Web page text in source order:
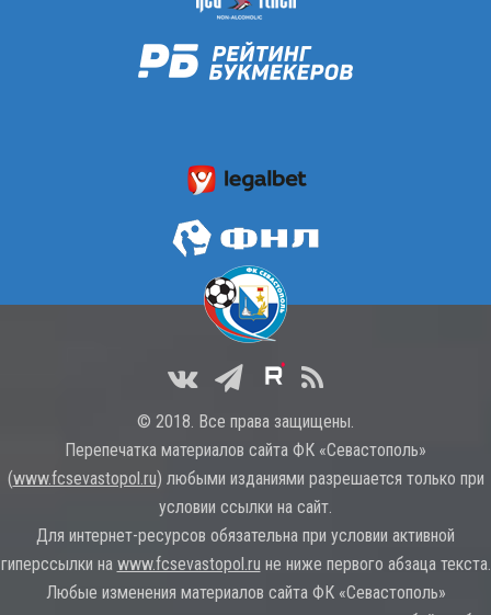
© 2018. Все права защищены.
Перепечатка материалов сайта ФК «Севастополь»
(www.fcsevastopol.ru) любыми изданиями разрешается только при
условии ссылки на сайт.
Для интернет-ресурсов обязательна при условии активной
гиперссылки на www.fcsevastopol.ru не ниже первого абзаца текста.
Любые изменения материалов сайта ФК «Севастополь»